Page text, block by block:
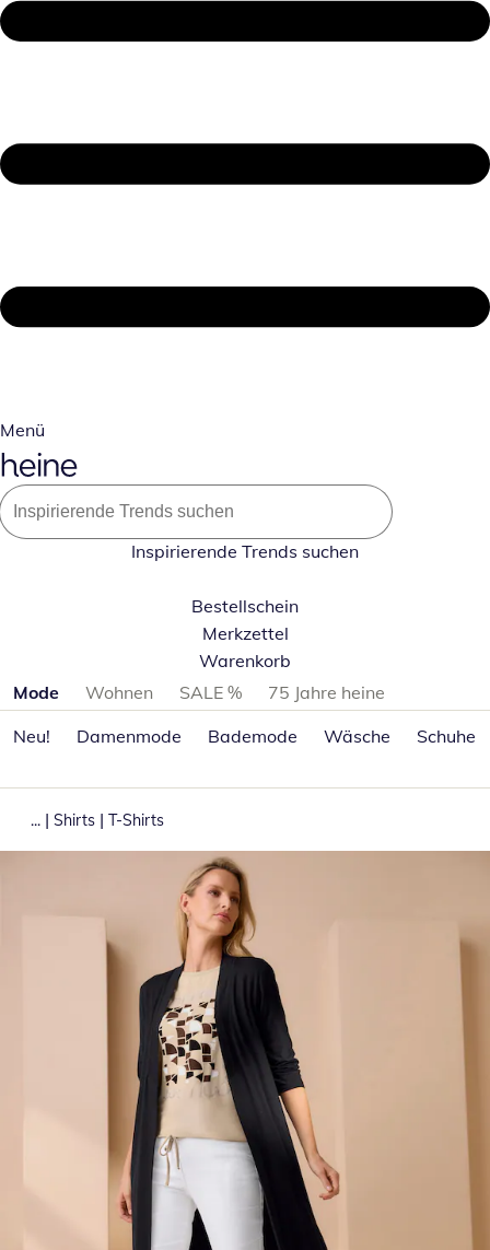
Menü
Inspirierende Trends suchen
Bestellschein
Merkzettel
Warenkorb
Produktkategorien überspringen
Mode Wohnen SALE %
75 Jahre heine
Neu!
Damenmode Bademode Wäsche Schuhe
... | Shirts | T-Shirts